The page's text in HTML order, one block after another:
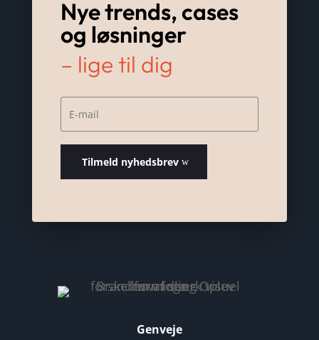
Nye trends, cases
og løsninger
– lige til dig
Tilmeld nyhedsbrev
Genveje